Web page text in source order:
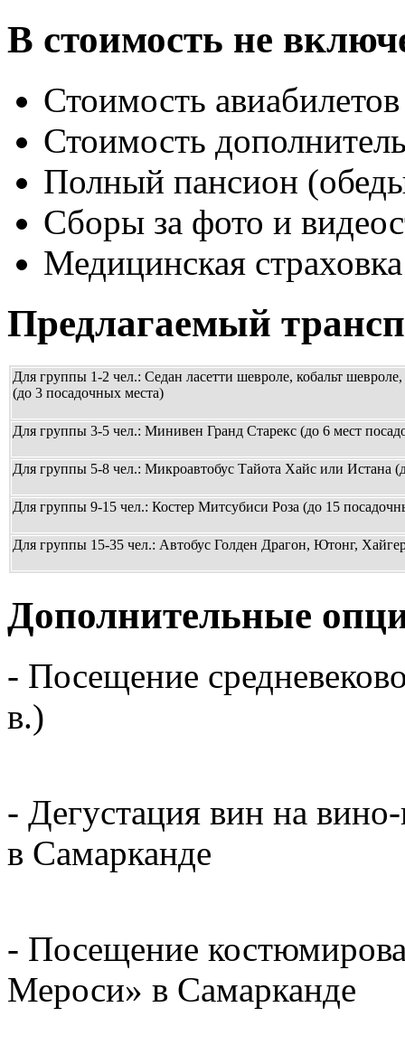
В стоимость не
Стоимость
Стоимость
Полный пансион
Cборы за фото и
Медицинская
Предлагаемый
Для группы 1-2 чел.: Седан ласетти шевроле, кобальт шевроле,
(до 3 посадочных места)
Для группы 3-5 чел.: Минивен Гранд Старекс (до 6 мест
Для группы 5-8 чел.: Микроавтобус Тайота Хайс или Истана
Для группы 9-15 чел.: Костер Митсубиси Роза (до 15
Для группы 15-35 чел.: Автобус Голден Драгон, Ютонг,
Дополнительные
- Посещение
в.)
- Дегустация вин на
в Самарканде
- Посещение
Мероси» в Самарканде